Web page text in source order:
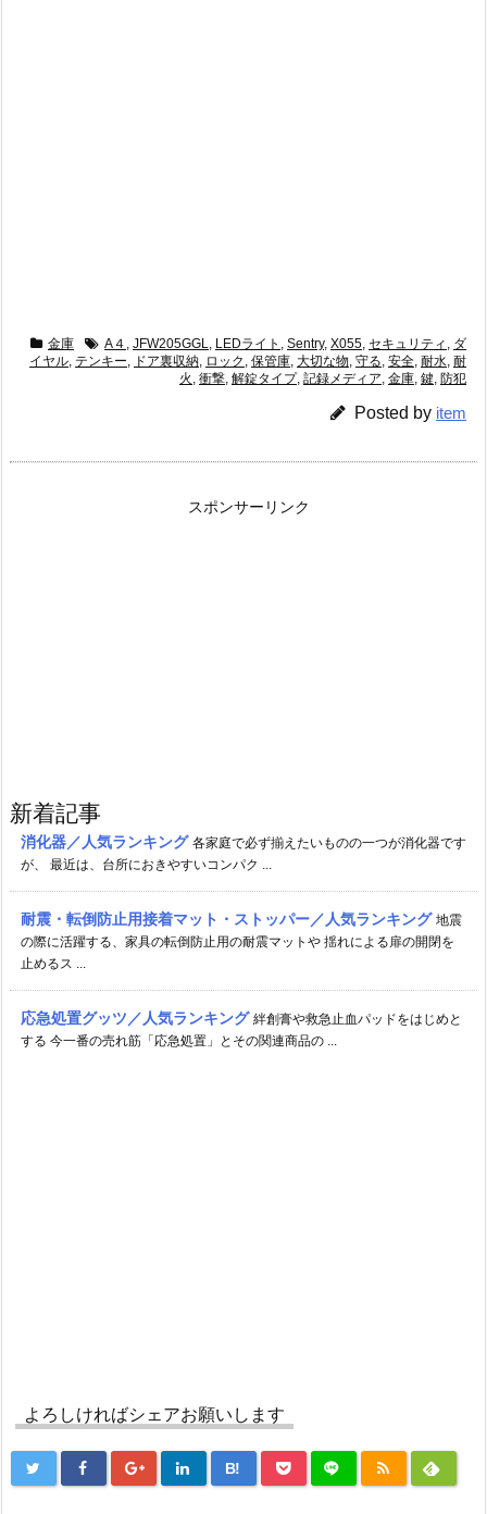
金庫 A４ , JFW205GGL, LEDライト , Sentry, X055, セキュリティ , ダ
イヤル, テンキー, ドア裏収納, ロック , 保管庫, 大切な物, 守る, 安全, 耐水, 耐
火 , 衝撃, 解錠タイプ, 記録メディア, 金庫, 鍵, 防犯
Posted by item
スポンサーリンク
新着記事
消化器／人気ランキング 各家庭で必ず揃えたいものの一つが消化器です
が、 最近は、台所におきやすいコンパク ...
耐震・転倒防止用接着マット・ストッパー／人気ランキング 地震
の際に活躍する、家具の転倒防止用の耐震マットや 揺れによる扉の開閉を
止めるス ...
応急処置グッツ／人気ランキング 絆創膏や救急止血パッドをはじめと
する 今一番の売れ筋「応急処置」とその関連商品の ...
よろしければシェアお願いします
B!